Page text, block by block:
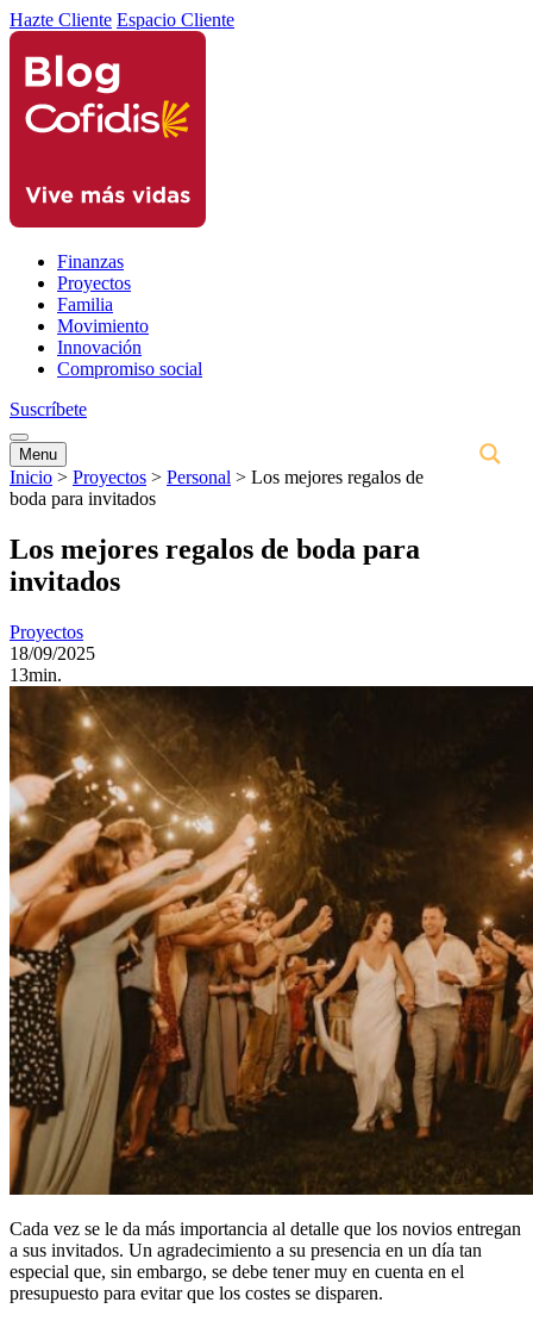
Hazte Cliente Espacio Cliente
Finanzas
Proyectos
Familia
Movimiento
Innovación
Compromiso social
Suscríbete
Menu
Inicio > Proyectos > Personal > Los mejores regalos de
boda para invitados
Los mejores regalos de boda para
invitados
Proyectos
18/09/2025
13min.
Cada vez se le da más importancia al detalle que los novios entregan
a sus invitados. Un agradecimiento a su presencia en un día tan
especial que, sin embargo, se debe tener muy en cuenta en el
presupuesto para evitar que los costes se disparen.